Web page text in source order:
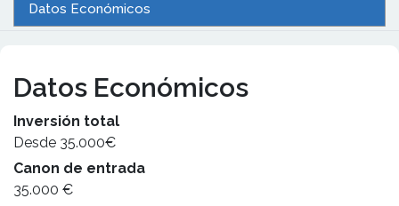
Datos Económicos
Datos Económicos
Inversión total
Desde 35.000€
Canon de entrada
35.000 €